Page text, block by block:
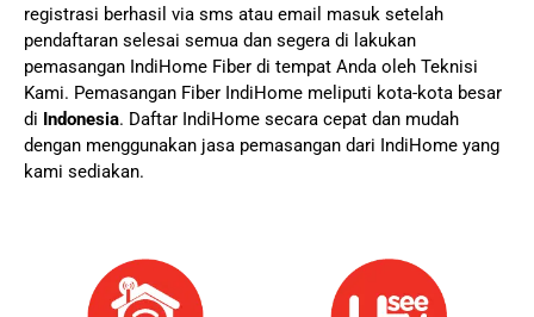
registrasi berhasil via sms atau email masuk setelah
pendaftaran selesai semua dan segera di lakukan
pemasangan IndiHome Fiber di tempat Anda oleh Teknisi
Kami. Pemasangan Fiber IndiHome meliputi kota-kota besar
di Indonesia. Daftar IndiHome secara cepat dan mudah
dengan menggunakan jasa pemasangan dari IndiHome yang
kami sediakan.